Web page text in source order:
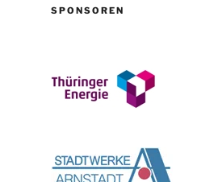
SPONSOREN